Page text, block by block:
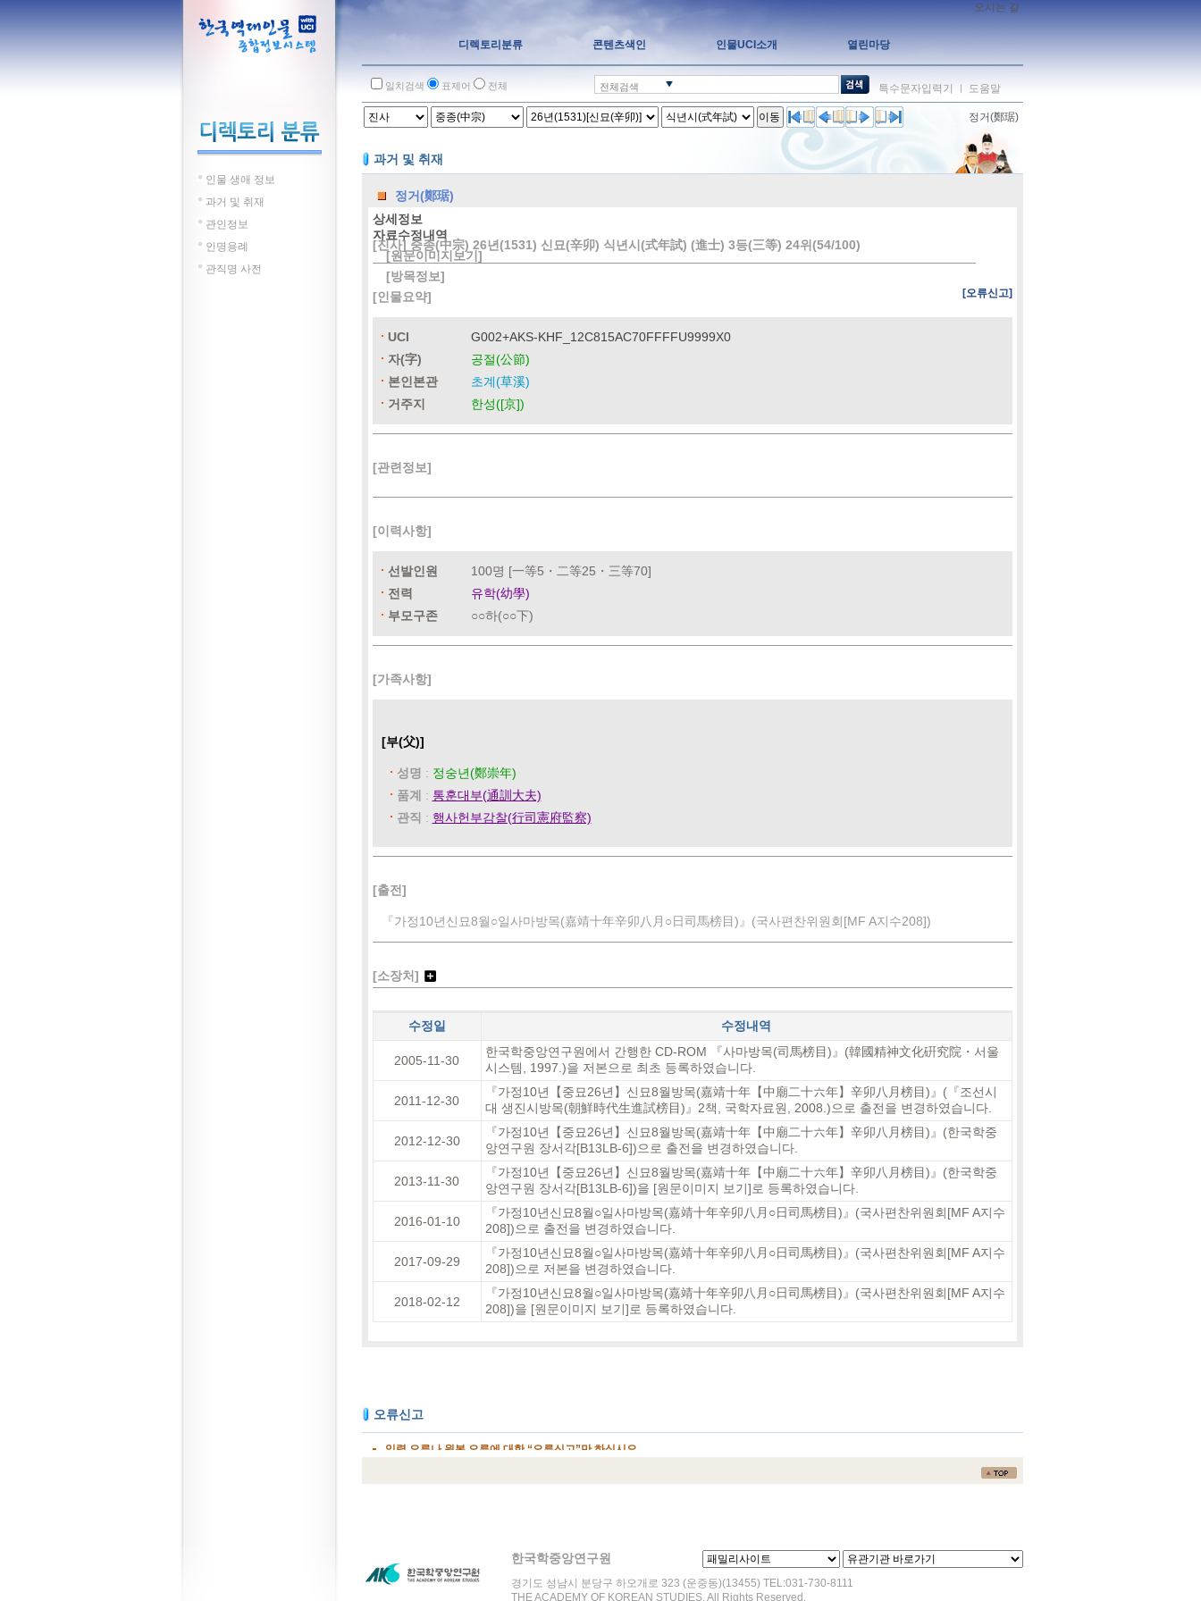
인물 생애 정보
과거 및 취재
관인정보
인명용례
관직명 사전
오시는 길
디렉토리분류 콘텐츠색인 인물UCI소개 열린마당
일치검색 표제어 전체 전체검색 특수문자입력기 ㅣ 도움말
이동 정거(鄭琚)
과거 및 취재
정거(鄭琚)
상세정보
자료수정내역
[원문이미지보기]
[방목정보]
[오류신고]
[진사] 중종(中宗) 26년(1531) 신묘(辛卯) 식년시(式年試) (進士) 3등(三等) 24위(54/100)
[인물요약]
UCI
G002+AKS-KHF_12C815AC70FFFFU9999X0
자(字)
공절(公節)
본인본관
초계(草溪)
거주지
한성([京])
[관련정보]
[이력사항]
선발인원
100명 [一等5・二等25・三等70]
전력
유학(幼學)
부모구존
○○하(○○下)
[가족사항]
[부(父)]
성명 : 정숭년(鄭崇年)
품계
: 통훈대부(通訓大夫)
관직 : 행사헌부감찰(行司憲府監察)
[출전]
『가정10년신묘8월○일사마방목(嘉靖十年辛卯八月○日司馬榜目)』(국사편찬위원회[MF A지수208])
[소장처]
수정일 수정내역
2005-11-30
한국학중앙연구원에서 간행한 CD-ROM 『사마방목(司馬榜目)』(韓國精神文化硏究院・서울
시스템, 1997.)을 저본으로 최초 등록하였습니다.
2011-12-30
『가정10년【중묘26년】신묘8월방목(嘉靖十年【中廟二十六年】辛卯八月榜目)』(『조선시
대 생진시방목(朝鮮時代生進試榜目)』2책, 국학자료원, 2008.)으로 출전을 변경하였습니다.
2012-12-30
『가정10년【중묘26년】신묘8월방목(嘉靖十年【中廟二十六年】辛卯八月榜目)』(한국학중
앙연구원 장서각[B13LB-6])으로 출전을 변경하였습니다.
2013-11-30
『가정10년【중묘26년】신묘8월방목(嘉靖十年【中廟二十六年】辛卯八月榜目)』(한국학중
앙연구원 장서각[B13LB-6])을 [원문이미지 보기]로 등록하였습니다.
2016-01-10
『가정10년신묘8월○일사마방목(嘉靖十年辛卯八月○日司馬榜目)』(국사편찬위원회[MF A지수
208])으로 출전을 변경하였습니다.
2017-09-29
『가정10년신묘8월○일사마방목(嘉靖十年辛卯八月○日司馬榜目)』(국사편찬위원회[MF A지수
208])으로 저본을 변경하였습니다.
2018-02-12
『가정10년신묘8월○일사마방목(嘉靖十年辛卯八月○日司馬榜目)』(국사편찬위원회[MF A지수
208])을 [원문이미지 보기]로 등록하였습니다.
한국학중앙연구원
경기도 성남시 분당구 하오개로 323 (운중동)(13455) TEL:031-730-8111
THE ACADEMY OF KOREAN STUDIES. All Rights Reserved.